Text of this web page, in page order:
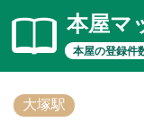
本屋マ
本屋の登録件
大塚駅